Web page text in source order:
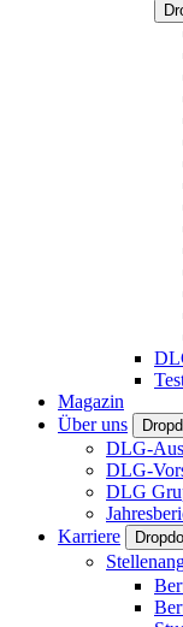
Magazin
Über uns
DLG-
DLG-
DLG
Karriere